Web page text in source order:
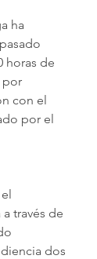
ha
horas de
por
con el
por el
través de
dos